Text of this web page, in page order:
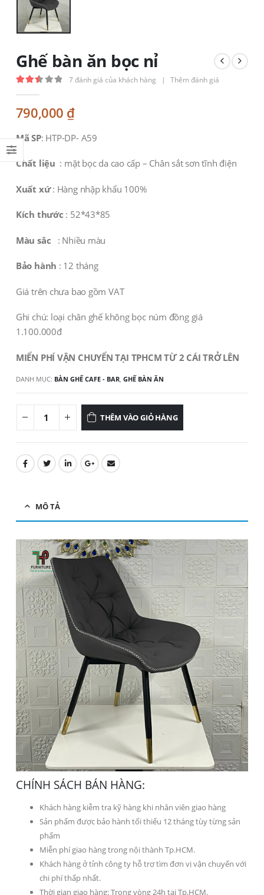
Ghế bàn ăn bọc nỉ
7đánh giá của khách hàng | Thêm đánh giá
790,000 ₫
Mã SP: HTP-DP- A59
Chất liệu : mặt bọc da cao cấp – Chân sắt sơn tĩnh điện
Xuất xứ: Hàng nhập khẩu 100%
Kích thước : 52*43*85
Màu sắc : Nhiều màu
Bảo hành : 12 tháng
Giá trên chưa bao gồm VAT
Ghi chú: loại chân ghế không bọc núm đồng giá
1.100.000đ
MIỂN PHÍ VẬN CHUYỂN TẠI TPHCM TỪ 2 CÁI TRỞ LÊN
DANH MỤC: BÀN GHẾ CAFE - BAR, GHẾ BÀN ĂN
THÊM VÀO GIỎ HÀNG
MÔ TẢ
CHÍNH SÁCH BÁN HÀNG:
Khách hàng kiễm tra kỹ hàng khi nhân viên giao hàng
Sản phẩm được bảo hành tối thiểu 12 tháng tùy từng sản
phẩm
Miễn phí giao hàng trong nội thành Tp.HCM.
Khách hàng ở tỉnh công ty hỗ trợ tìm đơn vị vận chuyển với
chi phí thấp nhất.
Thời gian giao hàng: Trong vòng 24h tại Tp.HCM.